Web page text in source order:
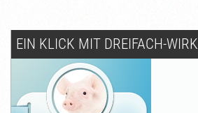
EIN KLICK MIT DREIFACH-